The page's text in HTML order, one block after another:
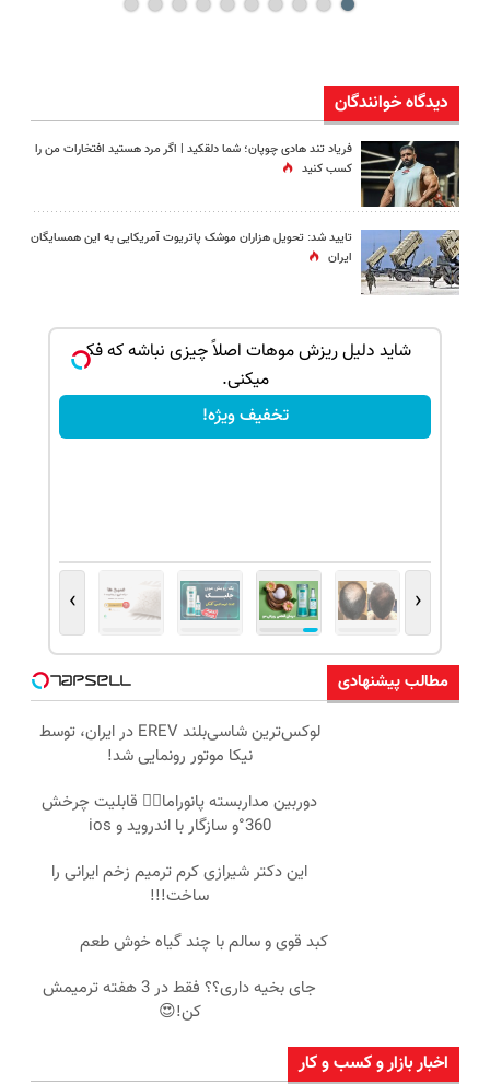
دیدگاه خوانندگان
فریاد تند هادی چوپان؛‌ شما دلقکید | اگر مرد هستید افتخارات من را
کسب کنید
تایید شد: تحویل هزاران موشک پاتریوت آمریکایی به این همسایگان
ایران
شاید دلیل ریزش موهات اصلاً چیزی نباشه که فکر
میکنی.
تخفیف ویژه!
‹
›
مطالب پیشنهادی
لوکس‌ترین شاسی‌بلند EREV در ایران، توسط
نیکا موتور رونمایی شد!
دوربین مداربسته پانوراما👈🏻 قابلیت چرخش
360°و سازگار با اندروید و ios
این دکتر شیرازی کرم ترمیم زخم ایرانی را
ساخت!!!
کبد قوی و سالم با چند گیاه خوش طعم
جای بخیه داری؟؟ فقط در 3 هفته ترمیمش
کن!😍
اخبار بازار و کسب و کار